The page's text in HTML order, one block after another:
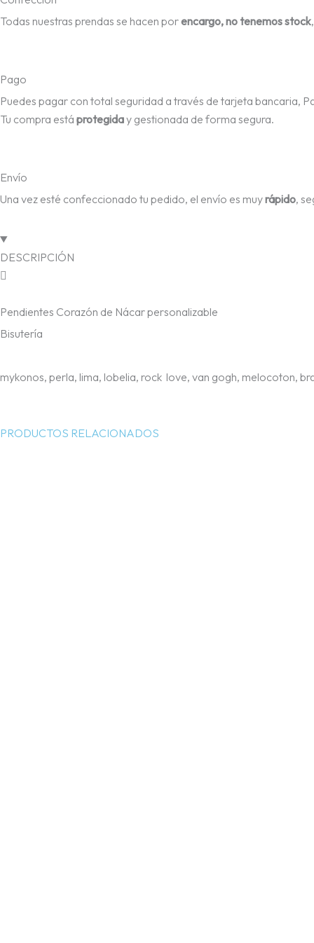
Todas nuestras prendas se hacen porencargo, no tenemos stock
Pago
Puedes pagar con total seguridad a través de tarjeta bancaria,
Tu compra está protegiday gestionada de forma segura.
Envío
Una vez esté confeccionado tu pedido, el envío es muyrápido,
DESCRIPCIÓN
Pendientes Corazón de Nácar personalizable
Bisutería
mykonos, perla, lima, lobelia, rock love, van gogh, melocoton,
PRODUCTOS RELACIONADOS